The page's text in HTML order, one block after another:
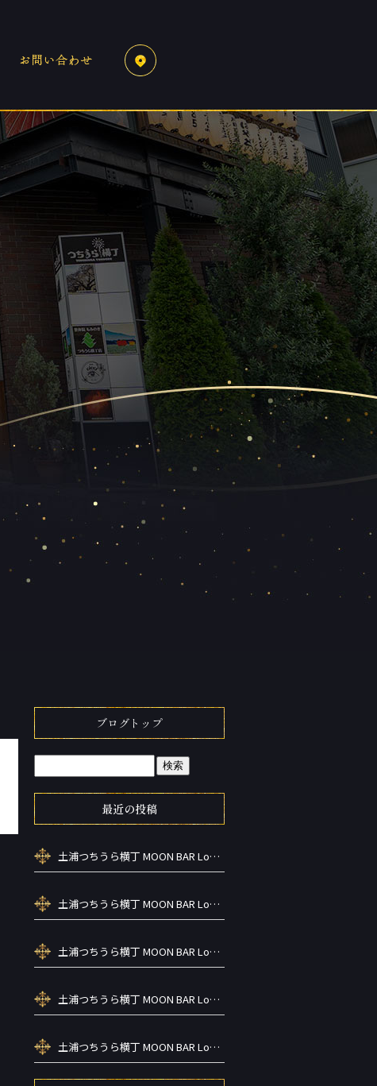
ブログトップ
最近の投稿
土浦つちうら横丁 MOON BAR Lounge ーズメントBAR シーシャカラ オケお酒
土浦つちうら横丁 MOON BAR Lounge ーズメントBAR シーシャカラ オケお酒
土浦つちうら横丁 MOON BAR Lounge ーズメントBAR シーシャカラ オケお酒
土浦つちうら横丁 MOON BAR Lounge ーズメントBAR シーシャカラ オケお酒
土浦つちうら横丁 MOON BAR Lounge ーズメントBAR シーシャカラ オケお酒